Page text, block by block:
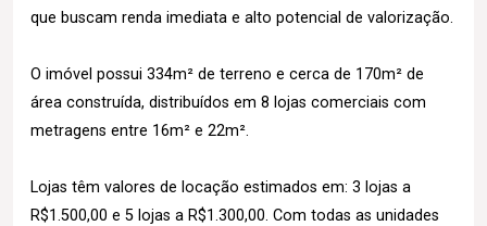
que buscam renda imediata e alto potencial de valorização.
O imóvel possui 334m² de terreno e cerca de 170m² de
área construída, distribuídos em 8 lojas comerciais com
metragens entre 16m² e 22m².
Lojas têm valores de locação estimados em: 3 lojas a
R$1.500,00 e 5 lojas a R$1.300,00. Com todas as unidades